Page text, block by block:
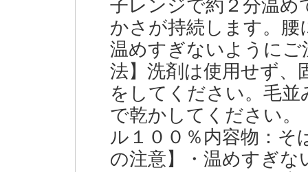
子レンジで約２分温め
かさが持続します。
温めすぎないように
法】洗剤は使用せず、
をしてください。毛
で乾かしてください
ル１００％内容物：そ
の注意】・温めすぎ